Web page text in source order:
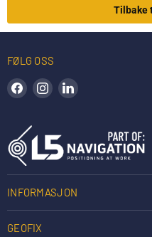
Tilbake
FØLG OSS
Finn oss på Facebook
Finn oss på Instagram
INFORMASJON
GEOFIX